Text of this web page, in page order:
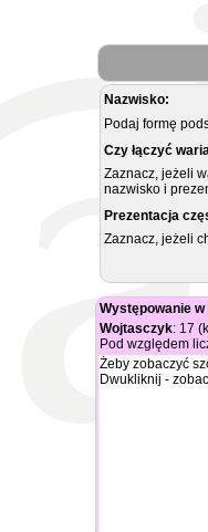
Nazwisko:
Podaj formę
Czy łączyć
Zaznacz, jeżeli
nazwisko i
Prezentacja
Zaznacz, jeżeli
Występowanie w
Wojtasczyk: 17
Pod względem
Żeby zobaczyć
Dwukliknij -